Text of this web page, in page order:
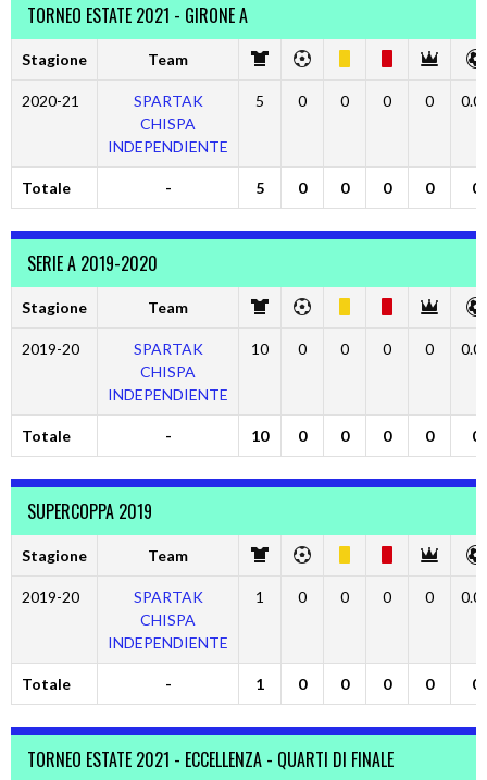
TORNEO ESTATE 2021 - GIRONE A
Stagione Team
2020-21
SPARTAK
CHISPA
INDEPENDIENTE
5 0 0 0 0
Totale - 5 0 0 0 0 0
SERIE A 2019-2020
Stagione Team
2019-20
SPARTAK
CHISPA
INDEPENDIENTE
10 0 0 0 0
Totale - 10 0 0 0 0 0
SUPERCOPPA 2019
Stagione Team
2019-20
SPARTAK
CHISPA
INDEPENDIENTE
1 0 0 0 0
Totale - 1 0 0 0 0 0
TORNEO ESTATE 2021 - ECCELLENZA - QUARTI DI FINALE